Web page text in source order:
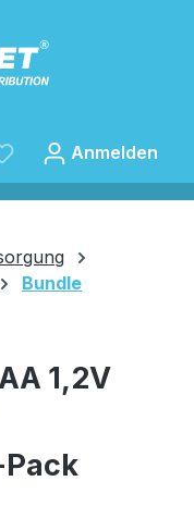
Anmelden
Bundle
1,2V